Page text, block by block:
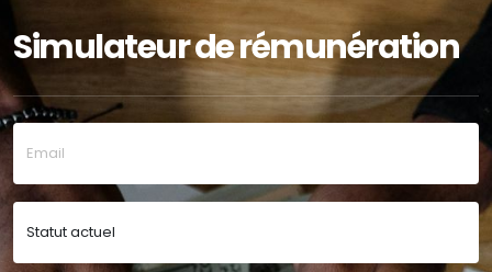
Simulateur de rémunération